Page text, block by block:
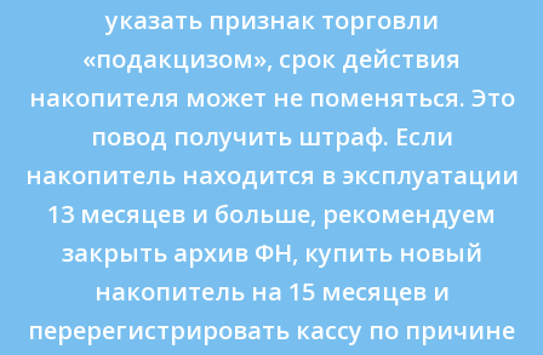
указать признак торговли
«подакцизом», срок действия
накопителя может не поменяться. Это
повод получить штраф. Если
накопитель находится в эксплуатации
13 месяцев и больше, рекомендуем
закрыть архив ФН, купить новый
накопитель на 15 месяцев и
перерегистрировать кассу по причине